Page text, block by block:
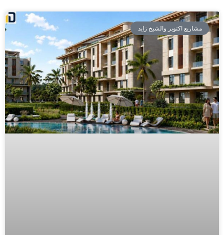
مشاريع اكتوبر والشيخ زايد